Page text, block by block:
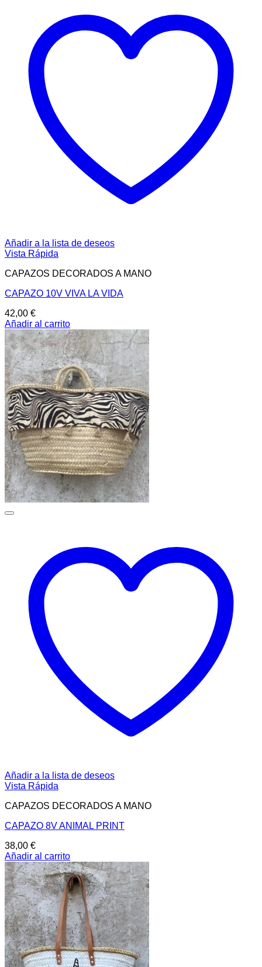
Añadir a la lista de deseos
Vista Rápida
CAPAZOS DECORADOS A MANO
CAPAZO 10V VIVA LA VIDA
42,00 €
Añadir al carrito
Añadir a la lista de deseos
Vista Rápida
CAPAZOS DECORADOS A MANO
CAPAZO 8V ANIMAL PRINT
38,00 €
Añadir al carrito